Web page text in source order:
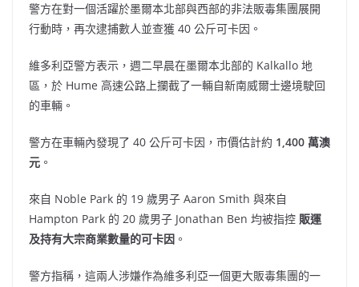
警方在對一個活躍於墨爾本北部與西部的非法販毒集團展開
行動時，再次逮捕數人並查獲 40 公斤可卡因。
維多利亞警方表示，週二早晨在墨爾本北部的 Kalkallo 地
區，於 Hume 高速公路上攔截了一輛自新南威爾士邊境駛回
的車輛。
警方在車輛內發現了 40 公斤可卡因，市價估計約 1,400 萬澳
元 。
來自 Noble Park 的 19 歲男子 Aaron Smith 與來自
Hampton Park 的 20 歲男子 Jonathan Ben 均被指控 販運
及持有大宗商業數量的可卡因 。
警方指稱，這兩人涉嫌作為維多利亞一個更大販毒集團的一